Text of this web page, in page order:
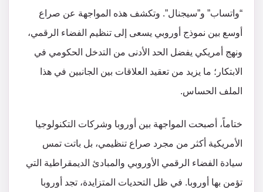
“واتساب” و”سيجنال”​. وتكشف هذه المواجهة عن صراع
أوسع بين نموذج أوروبي يسعى إلى تنظيم الفضاء الرقمي،
ونهج أمريكي يفضل الحد الأدنى من التدخل الحكومي في
الابتكار؛ ما يزيد من تعقيد العلاقات بين الجانبين في هذا
الملف الحساس.
ختاماً، أصبحت المواجهة بين أوروبا وشركات التكنولوجيا
الأمريكية أكثر من مجرد صراع تنظيمي، بل باتت تمس
سيادة الفضاء الرقمي الأوروبي والمبادئ الديمقراطية التي
تؤمن بها أوروبا. في ظل التحديات المتزايدة، تجد أوروبا